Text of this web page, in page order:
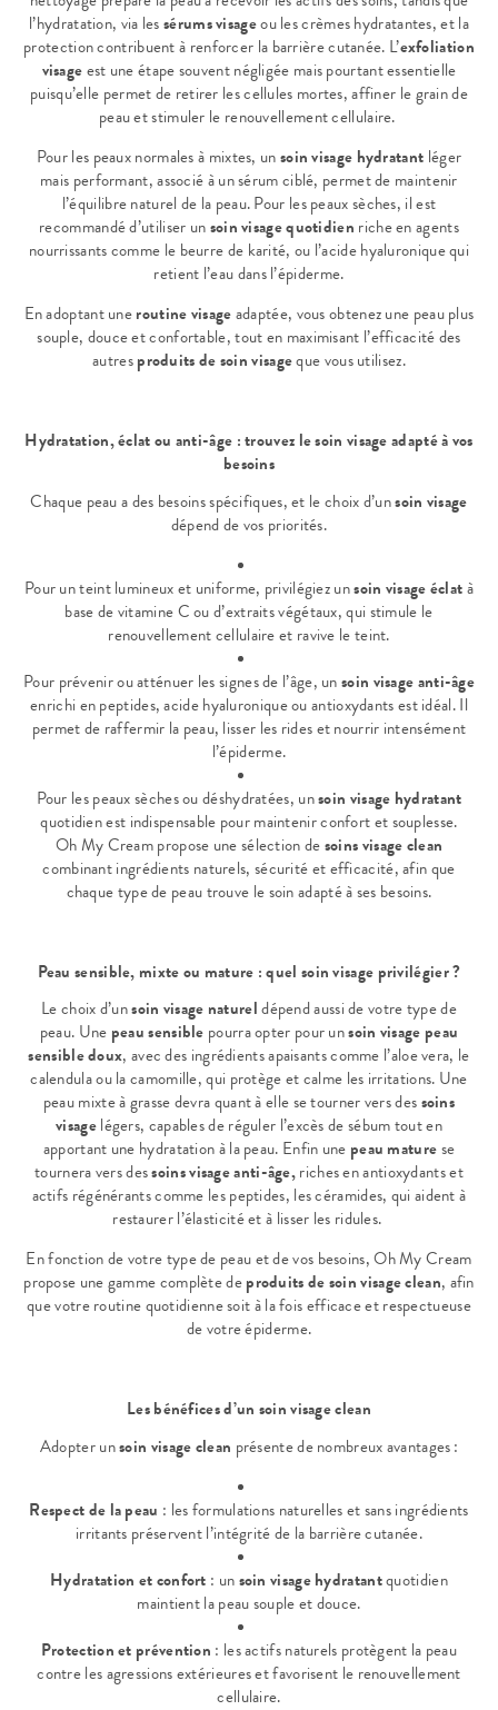
l’hydratation, via lessérums visageou les crèmes hydratantes, et la
protection contribuent à renforcer la barrière cutanée. L’exfoliation
visageest une étape souvent négligée mais pourtant essentielle
puisqu’elle permet de retirer les cellules mortes, affiner le grain de
peau et stimuler le renouvellement cellulaire.
Pour les peaux normales à mixtes, unsoin visage hydratant léger
mais performant, associé à un sérum ciblé, permet de maintenir
l’équilibre naturel de la peau. Pour les peaux sèches, il est
recommandé d’utiliser unsoin visage quotidien riche en agents
nourrissants comme le beurre de karité, ou l’acide hyaluronique qui
retient l’eau dans l’épiderme.
En adoptant uneroutine visageadaptée, vous obtenez une peau plus
souple, douce et confortable, tout en maximisant l’efficacité des
autresproduits de soin visageque vous utilisez.
Hydratation, éclat ou anti-âge : trouvez le soin visage adapté à vos
besoins
Chaque peau a des besoins spécifiques, et le choix d’unsoin visage
dépend de vos priorités.
Pour un teint lumineux et uniforme, privilégiez unsoin visage éclatà
base de vitamine C ou d’extraits végétaux, qui stimule le
renouvellement cellulaire et ravive le teint.
Pour prévenir ou atténuer les signes de l’âge, unsoin visage anti-âge
enrichi en peptides, acide hyaluronique ou antioxydants est idéal. Il
permet de raffermir la peau, lisser les rides et nourrir intensément
l’épiderme.
Pour les peaux sèches ou déshydratées, unsoin visage hydratant
quotidien est indispensable pour maintenir confort et souplesse.
Oh My Cream propose une sélection desoins visage clean
combinant ingrédients naturels, sécurité et efficacité, afin que
chaque type de peau trouve le soin adapté à ses besoins.
Peau sensible, mixte ou mature : quel soin visage privilégier ?
Le choix d’unsoin visage natureldépend aussi de votre type de
peau. Une peau sensible pourra opter pour unsoin visage peau
sensibledoux, avec des ingrédients apaisants comme l’aloe vera, le
calendula ou la camomille, qui protège et calme les irritations. Une
peau mixte à grasse devra quant à elle se tourner vers dessoins
visagelégers, capables de réguler l’excès de sébum tout en
apportant une hydratation à la peau. Enfin une peau maturese
tournera vers dessoins visage anti-âge,riches en antioxydants et
actifs régénérants comme les peptides, les céramides, qui aident à
restaurer l’élasticité et à lisser les ridules.
En fonction de votre type de peau et de vos besoins, Oh My Cream
propose une gamme complète deproduits de soin visage clean, afin
que votre routine quotidienne soit à la fois efficace et respectueuse
de votre épiderme.
Les bénéfices d’un soin visage clean
Adopter unsoin visage clean présente de nombreux avantages :
Respect de la peau : les formulations naturelles et sans ingrédients
irritants préservent l’intégrité de la barrière cutanée.
Hydratation et confort : unsoin visage hydratantquotidien
maintient la peau souple et douce.
Protection et prévention : les actifs naturels protègent la peau
contre les agressions extérieures et favorisent le renouvellement
cellulaire.